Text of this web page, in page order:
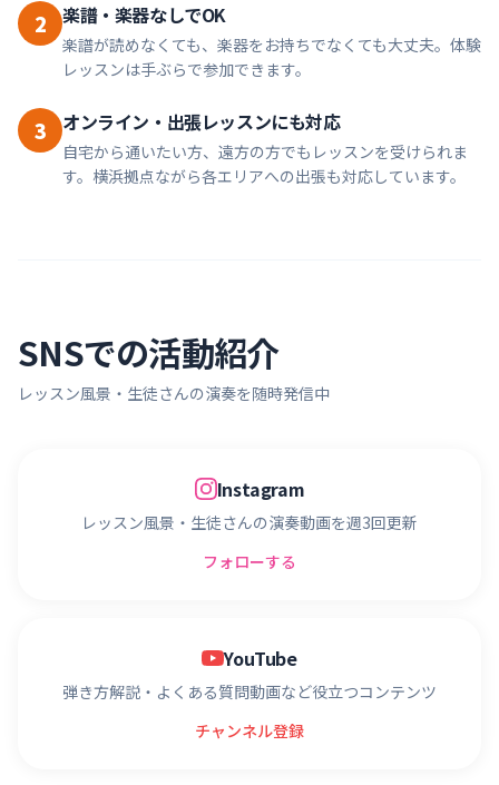
2 楽譜・楽器なしでOK
楽譜が読めなくても、楽器をお持ちでなくても大丈夫。体験
レッスンは手ぶらで参加できます。
3 オンライン・出張レッスンにも対応
自宅から通いたい方、遠方の方でもレッスンを受けられま
す。横浜拠点ながら各エリアへの出張も対応しています。
SNSでの活動紹介
レッスン風景・生徒さんの演奏を随時発信中
Instagram
レッスン風景・生徒さんの演奏動画を週3回更新
フォローする
YouTube
弾き方解説・よくある質問動画など役立つコンテンツ
チャンネル登録